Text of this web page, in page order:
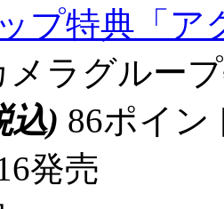
プ特典「ア
メラグルー
込) 86ポイ
発売